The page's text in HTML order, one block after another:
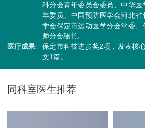
科分会青年委员会委员、中华
年委员、中国预防医学会河北
学会保定市运动医学分会常委
师分会秘书。
医疗成果:
保定市科技进步奖2项，发表核
文1篇。
同科室医生推荐